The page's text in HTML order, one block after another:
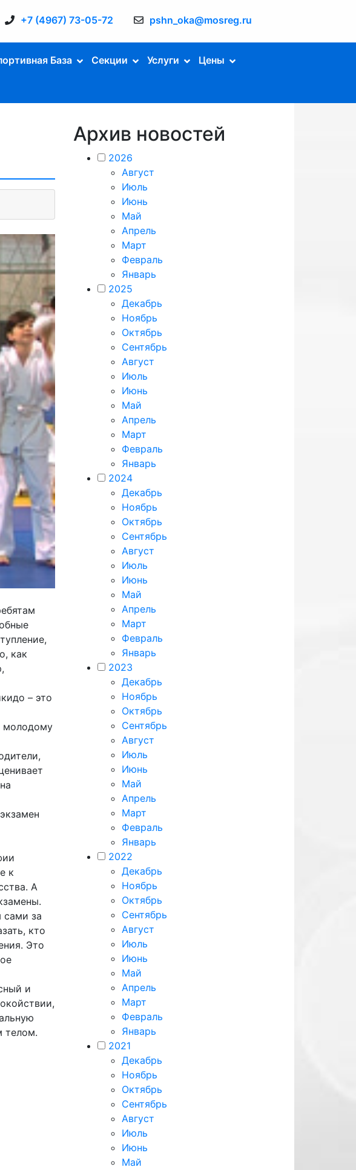
+7 (4967) 73-05-72 pshn_oka@mosreg.ru
База Секции Услуги Цены
как
– это
молодому
к
А
сами за
кто
Это
и
телом.
Архив новостей
2026
Август
Июль
Июнь
Май
Апрель
Март
Февраль
Январь
2025
Декабрь
Ноябрь
Октябрь
Сентябрь
Август
Июль
Июнь
Май
Апрель
Март
Февраль
Январь
2024
Декабрь
Ноябрь
Октябрь
Сентябрь
Август
Июль
Июнь
Май
Апрель
Март
Февраль
Январь
2023
Декабрь
Ноябрь
Октябрь
Сентябрь
Август
Июль
Июнь
Май
Апрель
Март
Февраль
Январь
2022
Декабрь
Ноябрь
Октябрь
Сентябрь
Август
Июль
Июнь
Май
Апрель
Март
Февраль
Январь
2021
Декабрь
Ноябрь
Октябрь
Сентябрь
Август
Июль
Июнь
Май